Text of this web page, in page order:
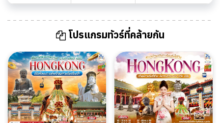
โปรแกรมทัวร์ที่คล้ายกัน